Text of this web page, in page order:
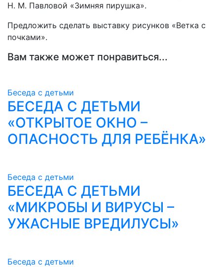
Н. М. Павловой «Зимняя пирушка».
Предложить сделать выставку рисунков «Ветка с
почками».
Вам также может понравиться...
Беседа с детьми
БЕСЕДА С ДЕТЬМИ
«ОТКРЫТОЕ ОКНО –
ОПАСНОСТЬ ДЛЯ РЕБЁНКА»
Беседа с детьми
БЕСЕДА С ДЕТЬМИ
«МИКРОБЫ И ВИРУСЫ –
УЖАСНЫЕ ВРЕДИЛУСЫ»
Беседа с детьми